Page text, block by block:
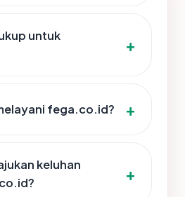
untuk
fega.co.id?
keluhan